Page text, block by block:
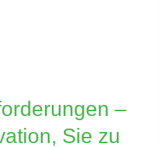
–
Sie zu